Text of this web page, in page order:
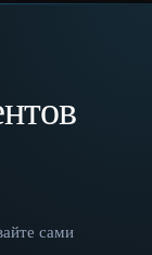
сами